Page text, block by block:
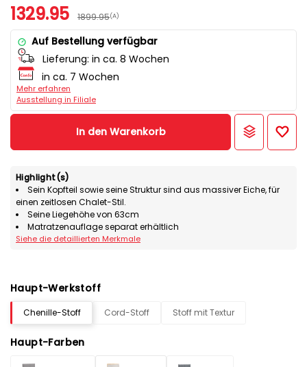
1329.95 1899.95(A)
Auf Bestellung verfügbar
Lieferung: in ca. 8 Wochen
in ca. 7 Wochen
Mehr erfahren
Ausstellung in Filiale
In den Warenkorb
Highlight(s)
Sein Kopfteil sowie seine Struktur sind aus massiver Eiche, für
einen zeitlosen Chalet-Stil.
Seine Liegehöhe von 63cm
Matratzenauflage separat erhältlich
Siehe die detaillierten Merkmale
Haupt-Werkstoff
Chenille-Stoff Cord-Stoff Stoff mit Textur
Haupt-Farben